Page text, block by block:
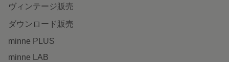
ヴィンテージ販売
ダウンロード販売
minne PLUS
minne LAB